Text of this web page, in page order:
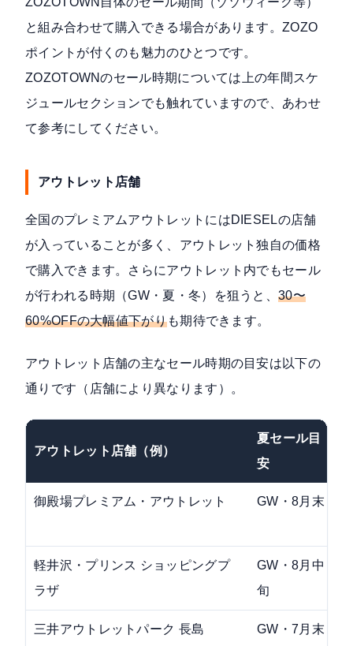
と組み合わせて購入できる場合があります。ZOZO
ポイントが付くのも魅力のひとつです。
ZOZOTOWNのセール時期については上の年間スケ
ジュールセクションでも触れていますので、あわせ
て参考にしてください。
アウトレット店舗
全国のプレミアムアウトレットにはDIESELの店舗
が入っていることが多く、アウトレット独自の価格
で購入できます。さらにアウトレット内でもセール
が行われる時期（GW・夏・冬）を狙うと、30〜
60%OFFの大幅値下がりも期待できます。
アウトレット店舗の主なセール時期の目安は以下の
通りです（店舗により異なります）。
アウトレット店舗（例）
夏セール目
安
御殿場プレミアム・アウトレット GW・8月末
軽井沢・プリンス ショッピングプ
ラザ
GW・8月中
旬
三井アウトレットパーク 長島 GW・7月末